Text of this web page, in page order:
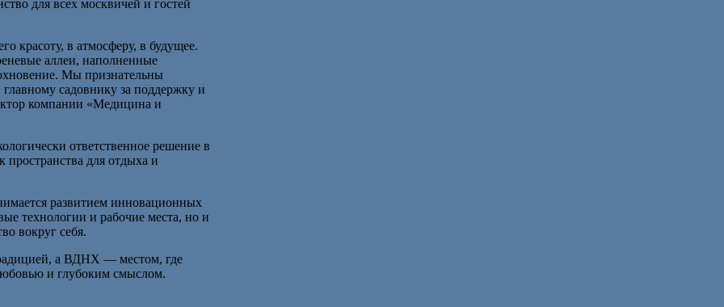
для всех москвичей и гостей
красоту, в атмосферу, в будущее.
аллеи, наполненные
Мы признательны
садовнику за поддержку и
компании «Медицина и
ответственное решение в
для отдыха и
развитием инновационных
технологии и рабочие места, но и
вокруг себя.
а ВДНХ — местом, где
и глубоким смыслом.